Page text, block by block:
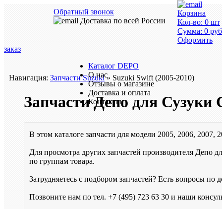
Навигация: Запчасти Suzuki» Suzuki Swift (2005-2010)
Запчасти Депо для Сузуки
В этом каталоге запчасти для модели 2005, 2006, 2007,
Для просмотра других запчастей производителя Депо
по группам товара.
Затрудняетесь с подбором запчастей? Есть вопросы по
Позвоните нам по тел. +7 (495) 723 63 30 и наши
Обратный звонок
Доставка по всей России
Корзина
Кол-во: 0 шт
Сумма: 0
Оформить
заказ
Каталог DEPO
О нас
Отзывы о магазине
Доставка и оплата
Контакты